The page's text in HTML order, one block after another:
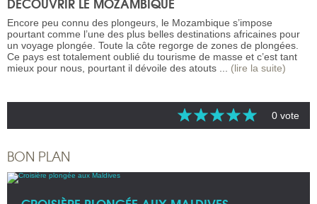
Encore peu connu des plongeurs, le Mozambique s’impose
pourtant comme l’une des plus belles destinations africaines pour
un voyage plongée. Toute la côte regorge de zones de plongées.
Ce pays est totalement oublié du tourisme de masse et c’est tant
mieux pour nous, pourtant il dévoile des atouts ... (lire la suite)
0 vote
BON PLAN